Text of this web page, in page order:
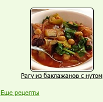
Рагу из баклажанов с нутом
Еще рецепты